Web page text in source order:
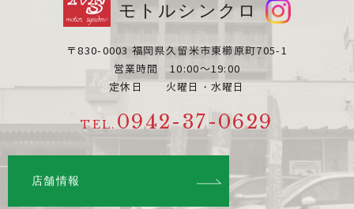
モトルシンクロ
〒830-0003 福岡県久留米市東櫛原町705-1
営業時間 10:00～19:00
定休日 火曜日・水曜日
TEL. 0942-37-0629
店舗情報